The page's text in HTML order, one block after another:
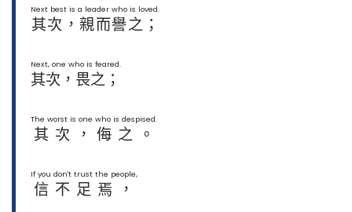
其次，親而譽之；
Next best is a leader who is loved.
其次，畏之；
Next, one who is feared.
其次，侮之。
The worst is one who is despised.
信不足焉，
If you don't trust the people,